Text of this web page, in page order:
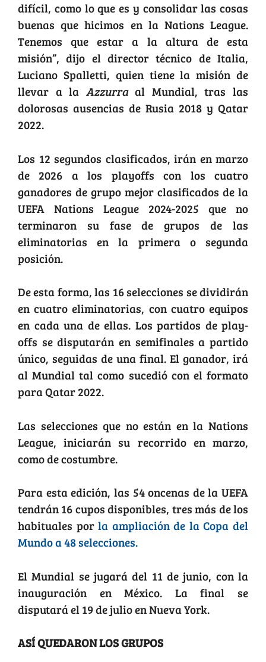
difícil, como lo que es y consolidar las cosas
buenas que hicimos en la Nations League.
Tenemos que estar a la altura de esta
misión”, dijo el director técnico de Italia,
Luciano Spalletti, quien tiene la misión de
llevar a la Azzurraal Mundial, tras las
dolorosas ausencias de Rusia 2018 y Qatar
2022.
Los 12 segundos clasificados, irán en marzo
de 2026 a los playoffs con los cuatro
ganadores de grupo mejor clasificados de la
UEFA Nations League 2024-2025 que no
terminaron su fase de grupos de las
eliminatorias en la primera o segunda
posición.
De esta forma, las 16 selecciones se dividirán
en cuatro eliminatorias, con cuatro equipos
en cada una de ellas. Los partidos de play-
offs se disputarán en semifinales a partido
único, seguidas de una final. El ganador, irá
al Mundial tal como sucedió con el formato
para Qatar 2022.
Las selecciones que no están en la Nations
League, iniciarán su recorrido en marzo,
como de costumbre.
Para esta edición, las 54 oncenas de la UEFA
tendrán 16 cupos disponibles, tres más de los
habituales porla ampliación de la Copa del
Mundo a 48 selecciones.
El Mundial se jugará del 11 de junio, con la
inauguración en México. La final se
disputará el 19 de julio en Nueva York.
ASÍ QUEDARON LOS GRUPOS